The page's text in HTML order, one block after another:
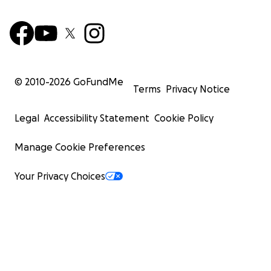
© 2010-2026 GoFundMe
Terms Privacy Notice
Legal Accessibility Statement Cookie Policy
Manage Cookie Preferences
Your Privacy Choices